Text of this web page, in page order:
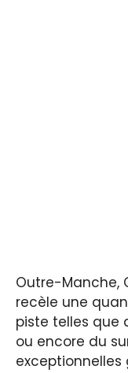
Outre-Manche,
recèle une
piste telles que
ou encore du